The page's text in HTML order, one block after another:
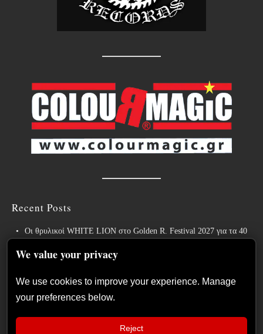
Recent Posts
Οι θρυλικοί WHITE LION στο Golden R. Festival 2027 για τα 40
Ανταπόκριση: Hills Of Rock 2026, Plovdiv BG – Day 3. Paradise
Lost, Nevermore, Lamb of God και ένα ιδανικό φινάλε στο Πλόβντιβ
Οι Γερμανοί πρωτοπόροι του συμφωνικού metal XANDRIA
παρουσιάζουν το ομώνυμο τραγούδι του νέου τους άλμπουμ.
We value your privacy
We use cookies to improve your experience. Manage
your preferences below.
Reject